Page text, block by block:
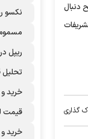
دنبال
گذاری
نکسو
ریپل
تحلیل
خرید
قیمت
خرید